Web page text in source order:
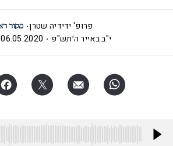
פרופ' ידידיה שטרן
י"ב באייר ה׳תש"פ
06.05.2020 | 13:56